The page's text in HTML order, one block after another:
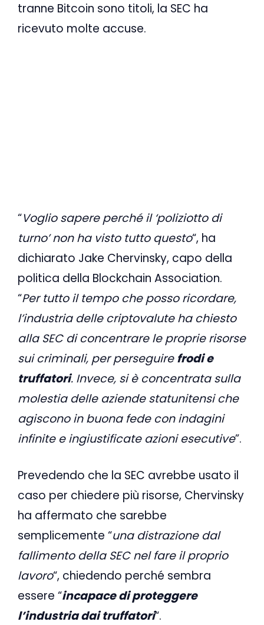
tranne Bitcoin sono titoli, la SEC ha
ricevuto molte accuse.
“Voglio sapere perché il ‘poliziotto di
turno’ non ha visto tutto questo“, ha
dichiarato Jake Chervinsky, capo della
politica della Blockchain Association.
“Per tutto il tempo che posso ricordare,
l’industria delle criptovalute ha chiesto
alla SEC di concentrare le proprie risorse
sui criminali, per perseguirefrodi e
truffatori. Invece, si è concentrata sulla
molestia delle aziende statunitensi che
agiscono in buona fede con indagini
infinite e ingiustificate azioni esecutive”.
Prevedendo che la SEC avrebbe usato il
caso per chiedere più risorse, Chervinsky
ha affermato che sarebbe
semplicemente “una distrazione dal
fallimento della SEC nel fare il proprio
lavoro“, chiedendo perché sembra
essere “incapace di proteggere
l’industria dai truffatori“.